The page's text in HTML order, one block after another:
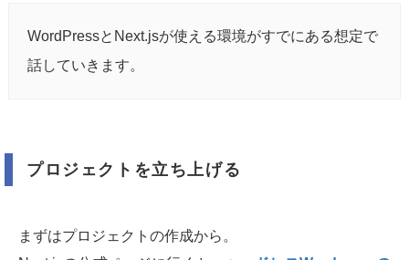
WordPressとNext.jsが使える環境がすでにある想定で
話していきます。
プロジェクトを立ち上げる
まずはプロジェクトの作成から。